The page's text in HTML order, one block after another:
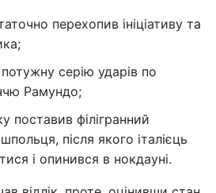
перехопив ініціативу та
серію ударів по
Рамундо;
поставив філігранний
після якого італієць
і опинився в нокдауні.